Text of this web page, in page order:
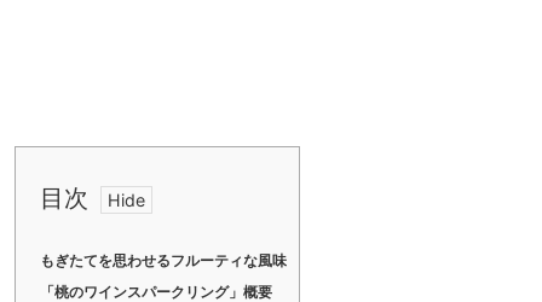
目次
もぎたてを思わせるフルーティな風味
「桃のワインスパークリング」概要